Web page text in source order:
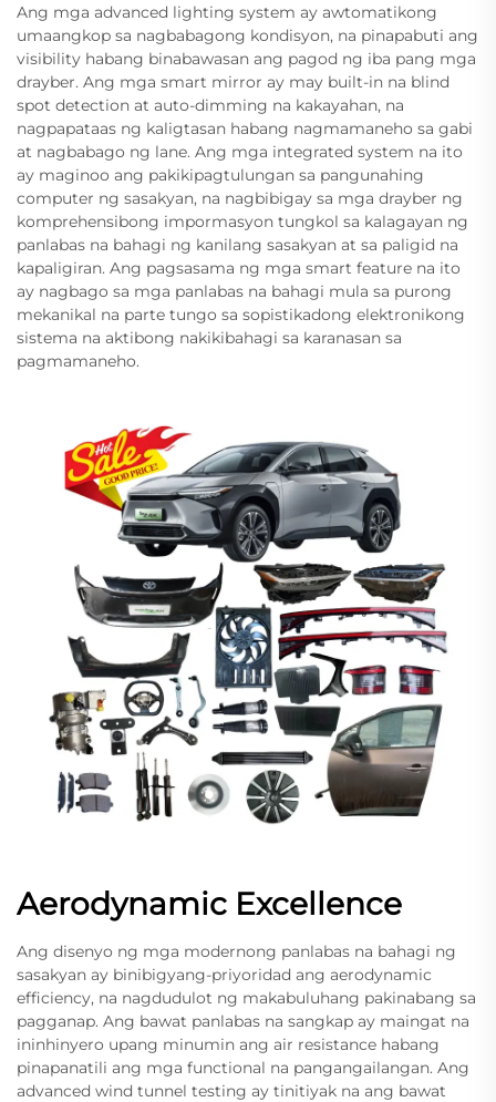
Ang mga advanced lighting system ay awtomatikong
umaangkop sa nagbabagong kondisyon, na pinapabuti ang
visibility habang binabawasan ang pagod ng iba pang mga
drayber. Ang mga smart mirror ay may built-in na blind
spot detection at auto-dimming na kakayahan, na
nagpapataas ng kaligtasan habang nagmamaneho sa gabi
at nagbabago ng lane. Ang mga integrated system na ito
ay maginoo ang pakikipagtulungan sa pangunahing
computer ng sasakyan, na nagbibigay sa mga drayber ng
komprehensibong impormasyon tungkol sa kalagayan ng
panlabas na bahagi ng kanilang sasakyan at sa paligid na
kapaligiran. Ang pagsasama ng mga smart feature na ito
ay nagbago sa mga panlabas na bahagi mula sa purong
mekanikal na parte tungo sa sopistikadong elektronikong
sistema na aktibong nakikibahagi sa karanasan sa
pagmamaneho.
Aerodynamic Excellence
Ang disenyo ng mga modernong panlabas na bahagi ng
sasakyan ay binibigyang-priyoridad ang aerodynamic
efficiency, na nagdudulot ng makabuluhang pakinabang sa
pagganap. Ang bawat panlabas na sangkap ay maingat na
ininhinyero upang minumin ang air resistance habang
pinapanatili ang mga functional na pangangailangan. Ang
advanced wind tunnel testing ay tinitiyak na ang bawat